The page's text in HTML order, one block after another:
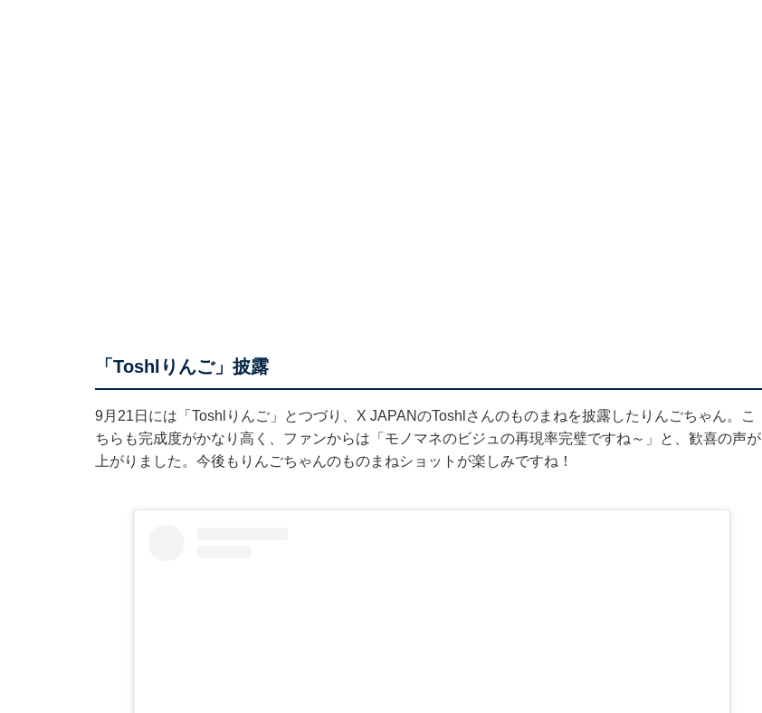
「Toshlりんご」披露
9月21日には「Toshlりんご」とつづり、X JAPANのToshlさんのものまねを披露したりんごちゃん。こ
ちらも完成度がかなり高く、ファンからは「モノマネのビジュの再現率完璧ですね～」と、歓喜の声が
上がりました。今後もりんごちゃんのものまねショットが楽しみですね！